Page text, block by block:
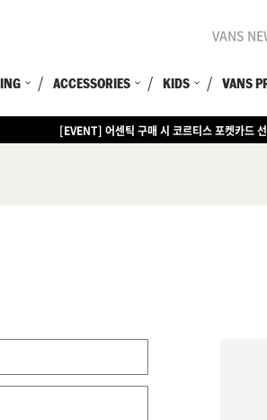
VANS
ACCESSORIES KIDS VANS
[EVENT] 어센틱 구매 시 코르티스 포켓카드